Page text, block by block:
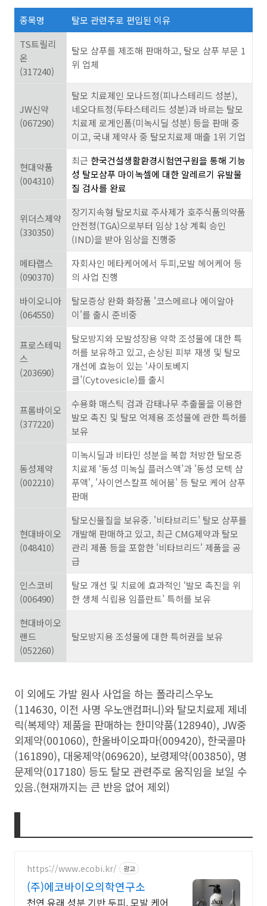
종목명
탈모 관련주로 편입된 이유
TS트릴리
온
(317240)
탈모 샴푸를 제조해 판매하고, 탈모 샴푸 부문 1
위 업체
JW신약
(067290)
탈모 치료제인 모나드정(피나스테리드 성분),
네오다트정(두타스테리드 성분)과 바르는 탈모
치료제 로게인폼(미녹시딜 성분) 등을 판매 중
이고, 국내 제약사 중 탈모치료제 매출 1위 기업
현대약품
(004310)
최근 한국건설생활환경시험연구원을 통해 기능
성 탈모샴푸 마이녹셀에 대한 알레르기 유발물
질 검사를 완료
위더스제약
(330350)
장기지속형 탈모치료 주사제가 호주식품의약품
안전청(TGA)으로부터 임상 1상 계획 승인
(IND)을 받아 임상을 진행중
메타랩스
(090370)
자회사인 메타케어에서 두피,모발 헤어케어 등
의 사업 진행
바이오니아
(064550)
탈모증상 완화 화장품 '코스메르나 에이알아
이'를 출시 준비중
프로스테믹
스
(203690)
탈모방지와 모발성장용 약학 조성물에 대한 특
허를 보유하고 있고, 손상된 피부 재생 및 탈모
개선에 효능이 있는 ‘사이토베지
클’(Cytovesicle)를 출시
프롬바이오
(377220)
수용화 매스틱 검과 감태나무 추출물을 이용한
발모 촉진 및 탈모 억제용 조성물에 관한 특허를
보유
동성제약
(002210)
미녹시딜과 비타민 성분을 복합 처방한 탈모증
치료제 ‘동성 미녹실 플러스액’과 '동성 모텍 샴
푸액', '사이언스칼프 헤어붐' 등 탈모 케어 샴푸
판매
현대바이오
(048410)
탈모신물질을 보유중. '비타브리드' 탈모 샴푸를
개발해 판매하고 있고, 최근 CMG제약과 탈모
관리 제품 등을 포함한 '비타브리드' 제품을 공
급
인스코비
(006490)
탈모 개선 및 치료에 효과적인 ‘발모 촉진을 위
한 생체 식립용 임플란트’특허를 보유
현대바이오
랜드
(052260)
탈모방지용 조성물에 대한 특허권을 보유
이 외에도 가발 원사 사업을 하는 폴라리스우노
(114630, 이전 사명 우노앤컴퍼니)와 탈모치료제 제네
릭(복제약) 제품을 판매하는 한미약품(128940), JW중
외제약(001060), 한올바이오파마(009420), 한국콜마
(161890), 대웅제약(069620), 보령제약(003850), 명
문제약(017180) 등도 탈모 관련주로 움직임을 보일 수
있음.(현재까지는 큰 반응 없어 제외)
https://www.ecobi.kr/ 광고
(주)에코바이오의학연구소
천연 유래 성분 기반 두피, 모발 케어